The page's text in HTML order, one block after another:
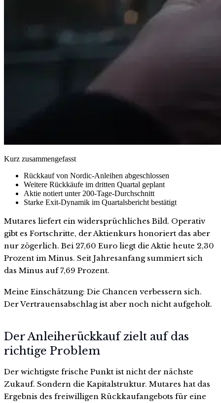
Kurz zusammengefasst
Rückkauf von Nordic-Anleihen abgeschlossen
Weitere Rückkäufe im dritten Quartal geplant
Aktie notiert unter 200-Tage-Durchschnitt
Starke Exit-Dynamik im Quartalsbericht bestätigt
Mutares liefert ein widersprüchliches Bild. Operativ
gibt es Fortschritte, der Aktienkurs honoriert das aber
nur zögerlich. Bei 27,60 Euro liegt die Aktie heute 2,30
Prozent im Minus. Seit Jahresanfang summiert sich
das Minus auf 7,69 Prozent.
Meine Einschätzung: Die Chancen verbessern sich.
Der Vertrauensabschlag ist aber noch nicht aufgeholt.
Der Anleiherückkauf zielt auf das
richtige Problem
Der wichtigste frische Punkt ist nicht der nächste
Zukauf. Sondern die Kapitalstruktur. Mutares hat das
Ergebnis des freiwilligen Rückkaufangebots für eine